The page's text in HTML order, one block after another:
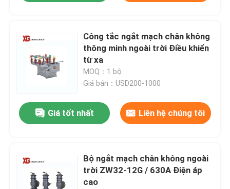
Các sản phẩm
Công tắc ngắt mạch chân không
thông minh ngoài trời Điều khiển
từ xa
MOQ：1 bộ
Giá bán：USD200-1000
Giá tốt nhất Liên hệ chúng tôi
Bộ ngắt mạch chân không ngoài
trời ZW32-12G / 630A Điện áp
cao